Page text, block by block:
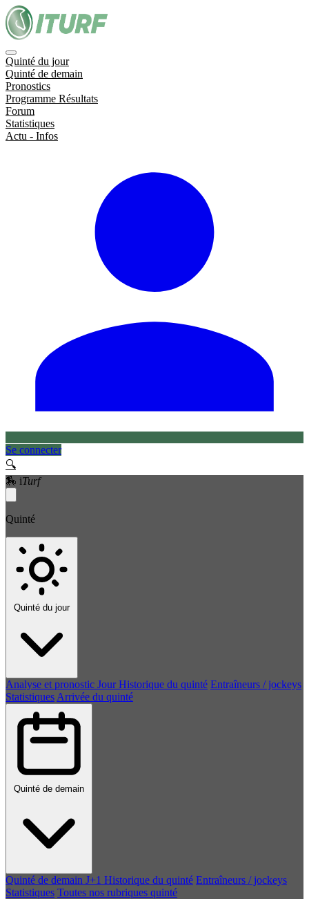
Quinté du jour
Quinté de demain
Pronostics
Programme Résultats
Forum
Statistiques
Actu - Infos
Se connecter
🔍
🏇 iTurf
Quinté
Quinté du jour
Analyse et pronostic Jour Historique du quinté Entraîneurs / jockeys
Statistiques Arrivée du quinté
Quinté de demain
Quinté de demain J+1 Historique du quinté Entraîneurs / jockeys
Statistiques Toutes nos rubriques quinté